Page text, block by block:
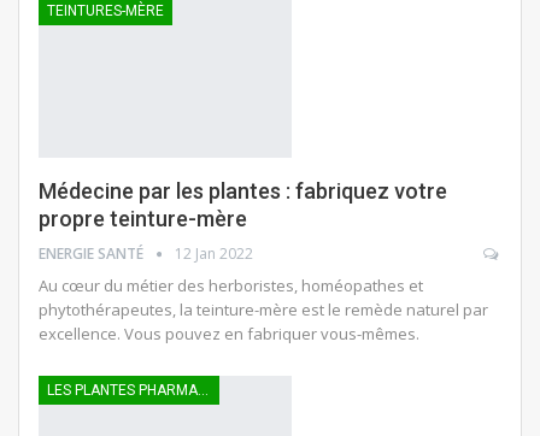
TEINTURES-MÈRE
Médecine par les plantes : fabriquez votre
propre teinture-mère
ENERGIE SANTÉ 12 Jan 2022
Au cœur du métier des herboristes, homéopathes et
phytothérapeutes, la teinture-mère est le remède naturel par
excellence. Vous pouvez en fabriquer vous-mêmes.
LES PLANTES PHARMACEUTIQUES